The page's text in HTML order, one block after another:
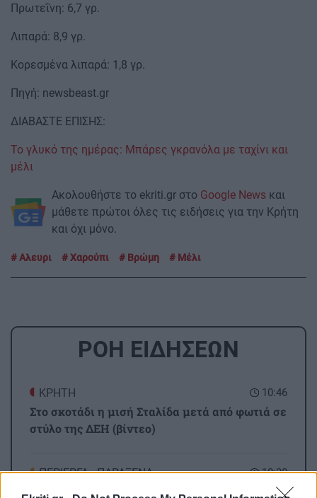
Πρωτεΐνη: 6,7 γρ.
Λιπαρά: 8,9 γρ.
Κορεσμένα λιπαρά: 1,8 γρ.
Πηγή: newsbeast.gr
ΔΙΑΒΑΣΤΕ ΕΠΙΣΗΣ:
Το γλυκό της ημέρας: Μπάρες γκρανόλα με ταχίνι και
μέλι
Ακολουθήστε το ekriti.gr στο Google News και
μάθετε πρώτοι όλες τις ειδήσεις για την Κρήτη
και όχι μόνο.
Αλευρι Χαρούπι Βρώμη Μέλι
ΡΟΗ ΕΙΔΗΣΕΩΝ
10:46
ΚΡΗΤΗ
Στο σκοτάδι η μισή Σταλίδα μετά από φωτιά σε
στύλο της ΔΕΗ (βίντεο)
10:38
ΠΕΡΙΕΡΓΑ - ΠΑΡΑΞΕΝΑ
Ιστορικό κατόρθωμα: Κολυμβητής διέσχισε τη